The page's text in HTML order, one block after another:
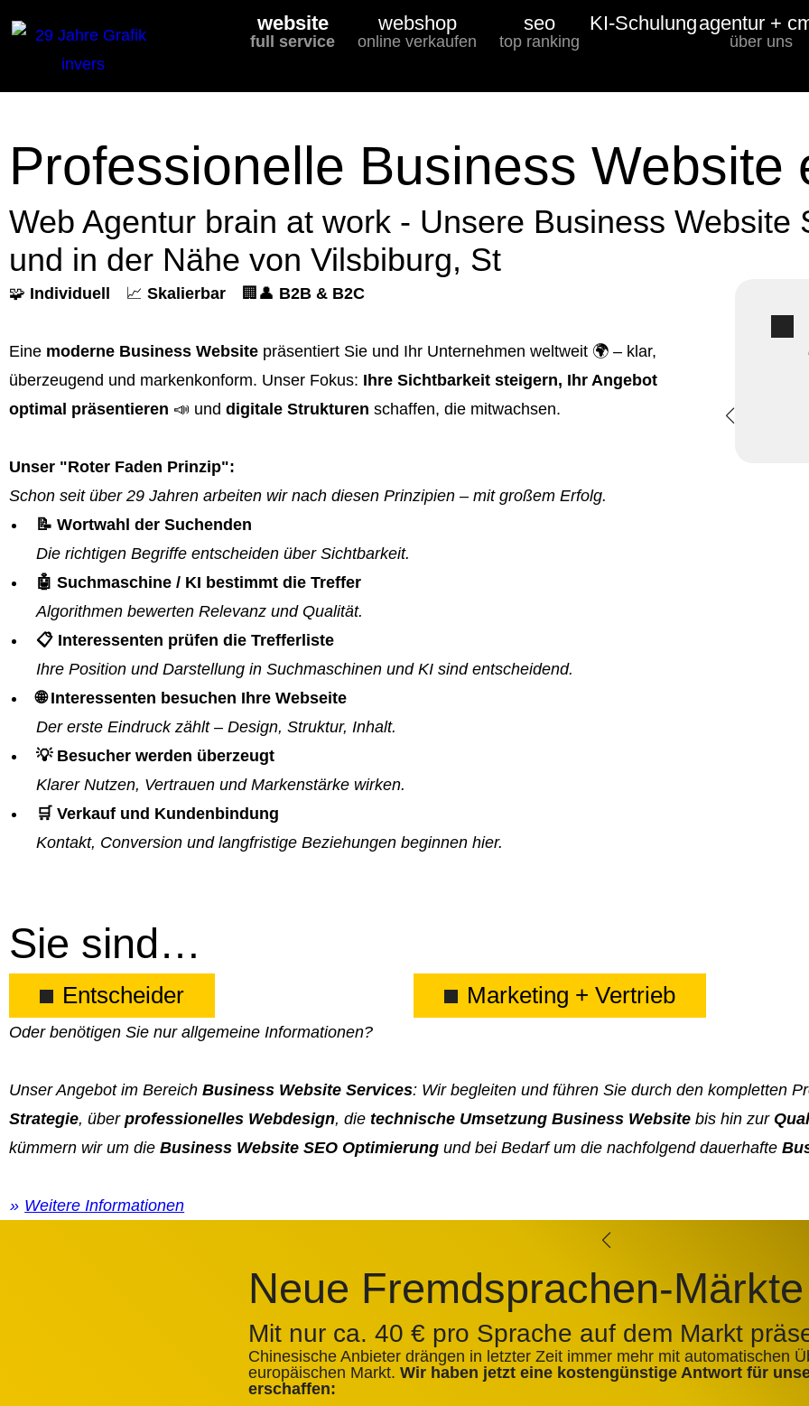
website
full service
webshop
online verkaufen
seo
top ranking
KI-Schulungagentur +
über uns
Professionelle Business Website
Web Agentur brain at work - Unsere Business Website
und in der Nähe von Vilsbiburg, St
🧩 Individuell 📈 Skalierbar 🏢👤 B2B & B2C
Eine moderne Business Website präsentiert Sie und Ihr Unternehmen weltweit 🌍 – klar,
überzeugend und markenkonform. Unser Fokus: Ihre Sichtbarkeit steigern, Ihr Angebot
optimal präsentieren 📣 und digitale Strukturen schaffen, die mitwachsen.
Unser "Roter Faden Prinzip":
Schon seit über 29 Jahren arbeiten wir nach diesen Prinzipien – mit großem Erfolg.
📝 Wortwahl der Suchenden
Die richtigen Begriffe entscheiden über Sichtbarkeit.
🤖 Suchmaschine / KI bestimmt die Treffer
Algorithmen bewerten Relevanz und Qualität.
📋 Interessenten prüfen die Trefferliste
Ihre Position und Darstellung in Suchmaschinen und KI sind entscheidend.
🌐 Interessenten besuchen Ihre Webseite
Der erste Eindruck zählt – Design, Struktur, Inhalt.
💡 Besucher werden überzeugt
Klarer Nutzen, Vertrauen und Markenstärke wirken.
🛒 Verkauf und Kundenbindung
Kontakt, Conversion und langfristige Beziehungen beginnen hier.
Sie sind…
Entscheider Marketing + Vertrieb
Oder benötigen Sie nur allgemeine Informationen?
Unser Angebot im Bereich Business Website Services: Wir begleiten und führen Sie durch den kompletten
Strategie, überprofessionelles Webdesign, die technische Umsetzung Business Website bis hin zur
kümmern wir um die Business Website SEO Optimierung und bei Bedarf um die nachfolgend dauerhafte
Weitere Informationen
Neue Fremdsprachen-
Mit nur ca. 40 € pro Sprache auf dem Markt
Chinesische Anbieter drängen in letzter Zeit immer mehr mit automatischen
europäischen Markt. Wir haben jetzt eine kostengünstige Antwort für
erschaffen: